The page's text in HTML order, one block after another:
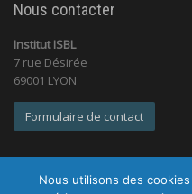
Nous contacter
Institut ISBL
7 rue Désirée
69001 LYON
Formulaire de contact
Nous utilisons des